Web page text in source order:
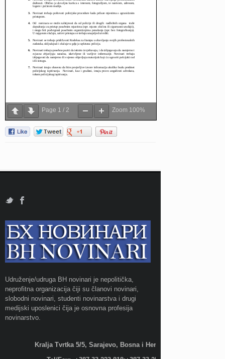
Page 1 / 2 Zoom 100%
Udruženje/udruga BH novinari je nepolitička,
neprofitna organizacija čiji su članovi novinari,
slobodni novinari, studenti novinarstva i drugi
medijski uposlenici čija je osnovna profesija
novinarstvo.
Kralja Tvrtka 5/5, Sarajevo, Bosna i Hercegovina;